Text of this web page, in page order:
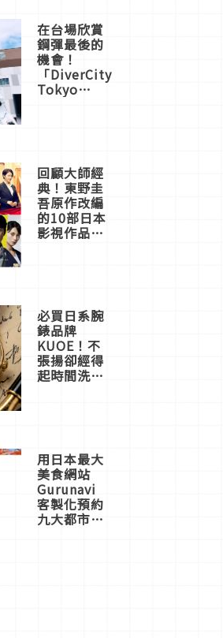
在台場欣賞
鋼彈最後的
機會！
「DiverCity
Tokyo
體驗
回顧大師經
典！東野圭
吾原作改編
的10部日本
影視作品推
必買日系腕
錶品牌
KUOE！不
張揚卻經得
起時間洗鍊
用日本最大
美食網站
Gurunavi
客製化預約
九大都市餐